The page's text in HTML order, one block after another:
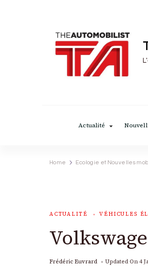
Actualité
Home Ecologie et Nouvelles
ACTUALITÉ VÉHICULES
Frédéric Euvrard Updated On4